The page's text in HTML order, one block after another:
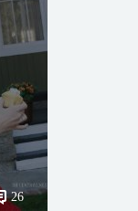
26